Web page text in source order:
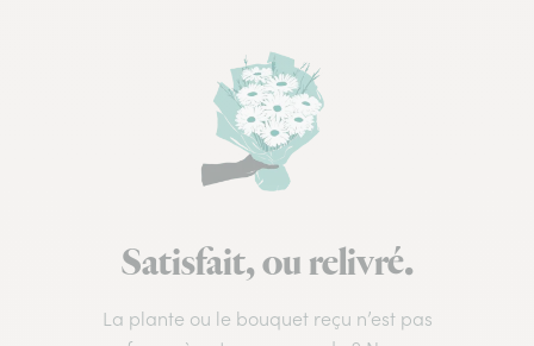
Satisfait, ou relivré.
La plante ou le bouquet reçu n’est pas